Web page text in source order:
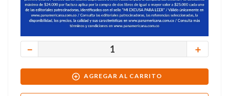
＋
－
AGREGAR AL CARRITO